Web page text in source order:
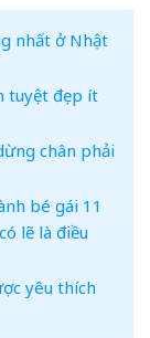
nhất ở Nhật
tuyệt đẹp ít
chân phải
bé gái 11
lẽ là điều
yêu thích